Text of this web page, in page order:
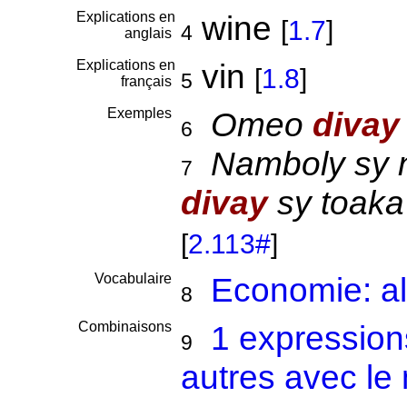
Explications en
anglais 4wine [1.7]
Explications en
français
5 vin [1.8]
Exemples
6 Omeo divay
7
Namboly sy
divaysy toaka
[2.113#]
Vocabulaire
8 Economie:
Combinaisons
9
1
autres avec le